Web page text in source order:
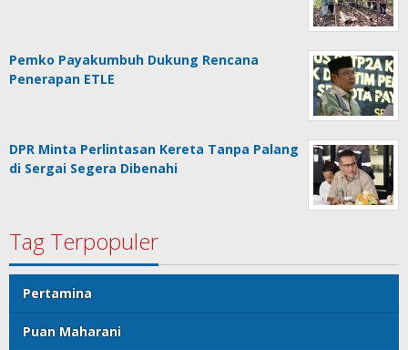
Pemko Payakumbuh Dukung Rencana
Penerapan ETLE
DPR Minta Perlintasan Kereta Tanpa Palang
di Sergai Segera Dibenahi
Tag Terpopuler
Pertamina
Puan Maharani